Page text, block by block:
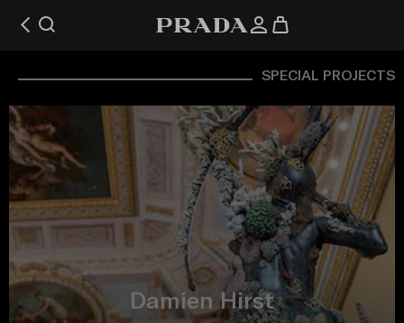
SPECIAL PROJECTS
Damien Hirst